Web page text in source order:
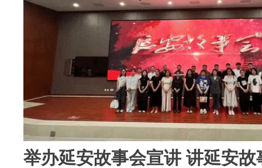
举办延安故事会宣讲 讲延安